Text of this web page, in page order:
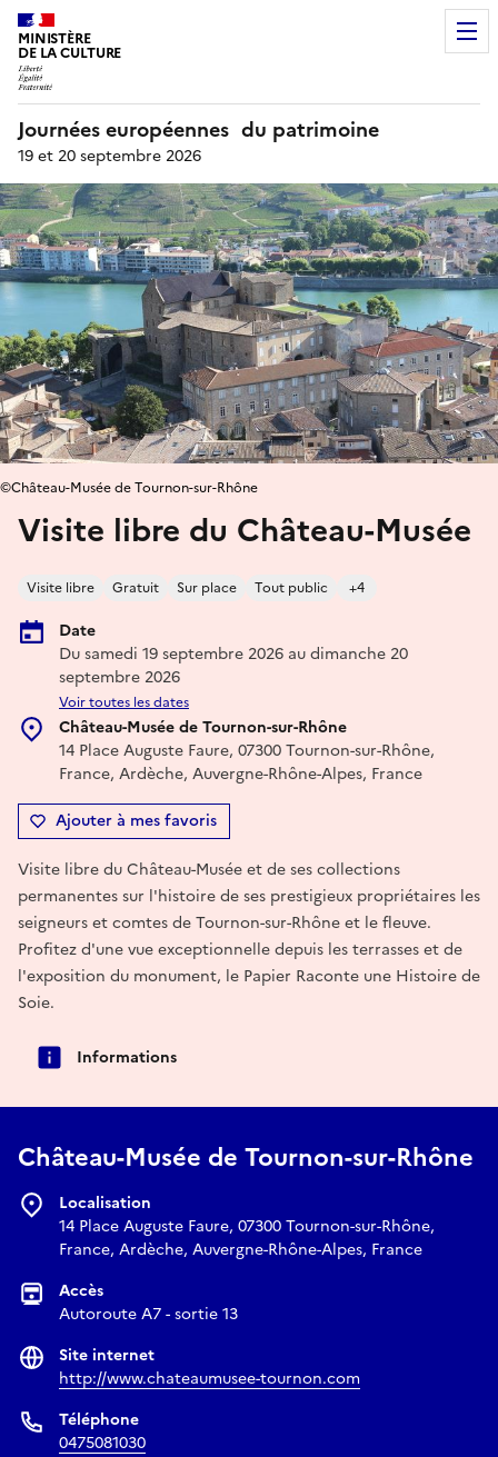
MINISTÈRE
DE LA CULTURE
Journées européennes du patrimoine
19 et 20 septembre 2026
Visite libre du Château-Musée
Visite libre Gratuit Sur place Tout public +4
Date
Du samedi 19 septembre 2026 au dimanche 20
septembre 2026
Voir toutes les dates
Château-Musée de Tournon-sur-Rhône
14 Place Auguste Faure, 07300 Tournon-sur-Rhône,
France, Ardèche, Auvergne-Rhône-Alpes, France
Ajouter à mes favoris
©Château-Musée de Tournon-sur-Rhône
Visite libre du Château-Musée et de ses collections
permanentes sur l'histoire de ses prestigieux propriétaires les
seigneurs et comtes de Tournon-sur-Rhône et le fleuve.
Profitez d'une vue exceptionnelle depuis les terrasses et de
l'exposition du monument, le Papier Raconte une Histoire de
Soie.
Informations
Château-Musée de Tournon-sur-Rhône
Localisation
14 Place Auguste Faure, 07300 Tournon-sur-Rhône,
France, Ardèche, Auvergne-Rhône-Alpes, France
Accès
Autoroute A7 - sortie 13
Site internet
http://www.chateaumusee-tournon.com
Téléphone
0475081030